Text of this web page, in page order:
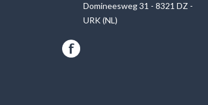
Domineesweg 31 - 8321 DZ -
URK (NL)